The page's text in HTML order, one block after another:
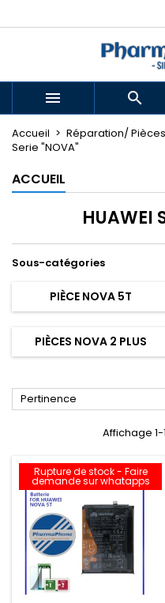
 
Accueil Réparation/ Pièces
Serie "NOVA"
ACCUEIL
HUAWEI
Sous-catégories
PIÈCE NOVA 5T
PIÈCES NOVA 2 PLUS
Pertinence
Affichage
Rupture de stock - Faire
demande sur whatapps